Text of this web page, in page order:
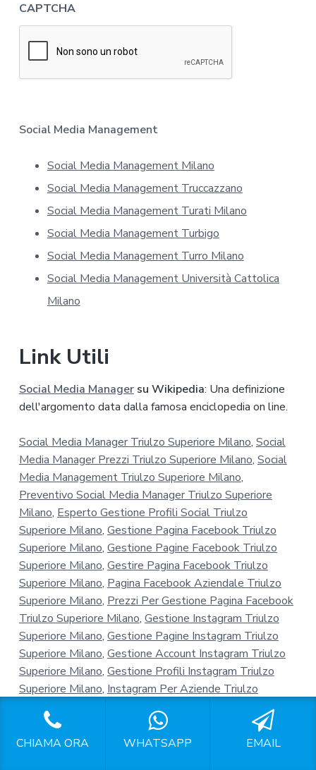
f
o
t
a
c
y
*
CAPTCHA
Social Media Management
Social Media Management Milano
Social Media Management Truccazzano
Social Media Management Turati Milano
Social Media Management Turbigo
Social Media Management Turro Milano
Social Media Management Università Cattolica
Milano
Link Utili
Social Media Managersu Wikipedia: Una definizione
dell'argomento data dalla famosa enciclopedia on line.
Social Media Manager Triulzo Superiore Milano, Social
Media Manager Prezzi Triulzo Superiore Milano, Social
Media Management Triulzo Superiore Milano,
Preventivo Social Media Manager Triulzo Superiore
Milano, Esperto Gestione Profili Social Triulzo
Superiore Milano, Gestione Pagina Facebook Triulzo
Superiore Milano, Gestione Pagine Facebook Triulzo
Superiore Milano, Gestire Pagina Facebook Triulzo
Superiore Milano, Pagina Facebook Aziendale Triulzo
Superiore Milano, Prezzi Per Gestione Pagina Facebook
Triulzo Superiore Milano, Gestione Instagram Triulzo
Superiore Milano, Gestione Pagine Instagram Triulzo
Superiore Milano, Gestione Account Instagram Triulzo
Superiore Milano, Gestione Profili Instagram Triulzo
Superiore Milano, Instagram Per Aziende Triulzo
CHIAMA ORA WHATSAPP EMAIL